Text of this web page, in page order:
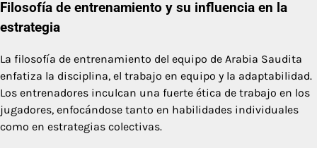
Filosofía de entrenamiento y su influencia en la
estrategia
La filosofía de entrenamiento del equipo de Arabia Saudita
enfatiza la disciplina, el trabajo en equipo y la adaptabilidad.
Los entrenadores inculcan una fuerte ética de trabajo en los
jugadores, enfocándose tanto en habilidades individuales
como en estrategias colectivas.